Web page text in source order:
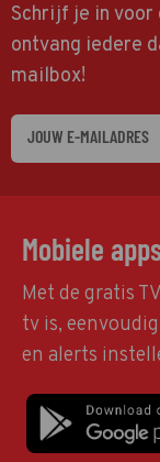
Schrijf je in voor
ontvang iedere
mailbox!
Mobiele
Met de gratis
tv is,
en alerts